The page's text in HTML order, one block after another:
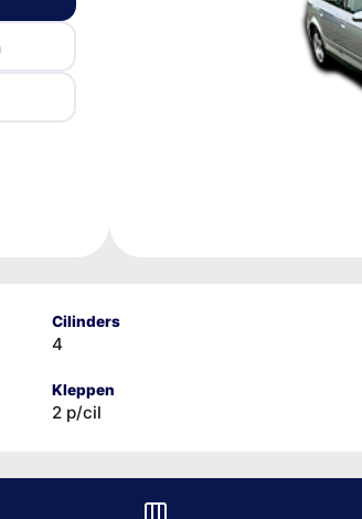
Cilinders
4
Kleppen
2 p/cil